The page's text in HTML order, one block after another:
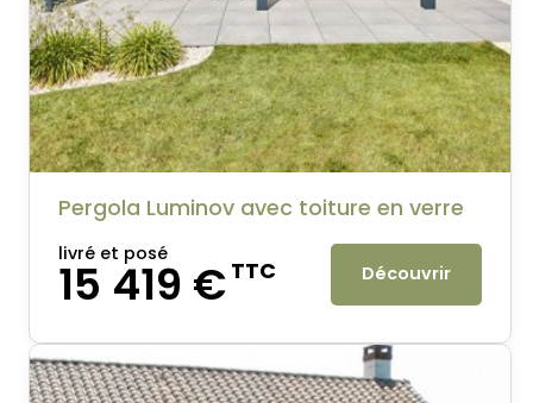
Pergola Luminov avec toiture en verre
livré et posé
15 419 €TTC Découvrir